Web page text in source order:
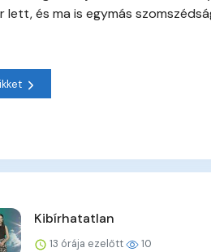
és ma is egymás
Kibírhatatlan
13 órája ezelőtt 10